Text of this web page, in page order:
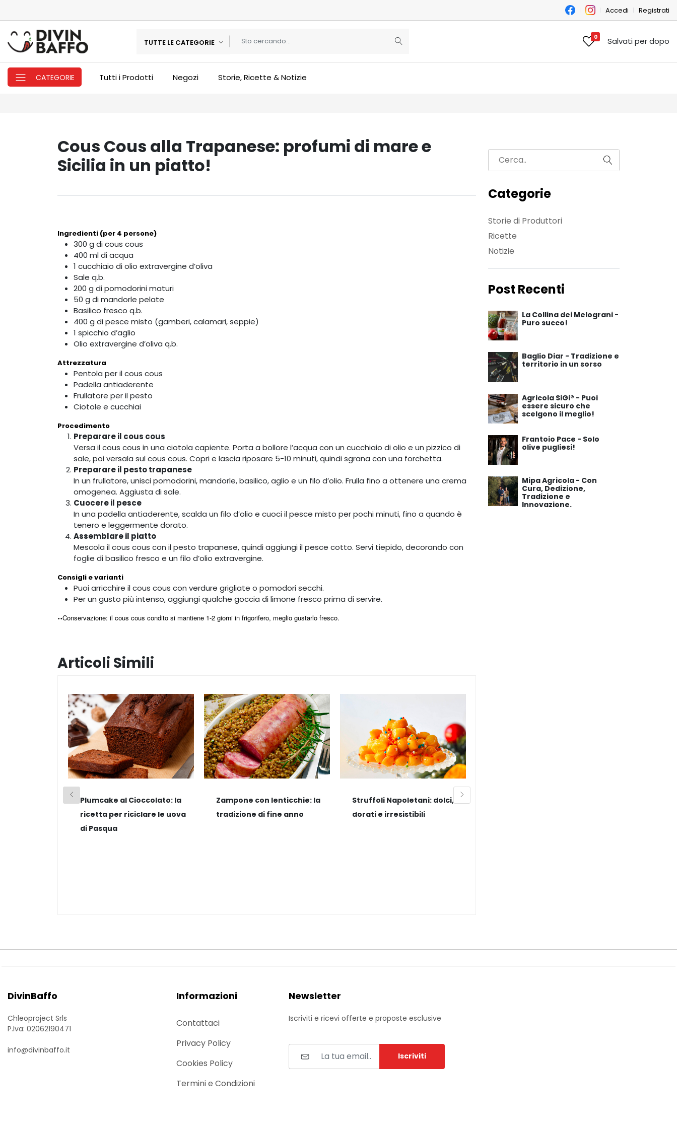
Accedi Registrati
TUTTE LE CATEGORIE
0 Salvati per dopo
CATEGORIE Tutti i Prodotti Negozi Storie, Ricette & Notizie
Cous Cous alla Trapanese: profumi di mare e
Sicilia in un piatto!
Ingredienti (per 4 persone)
300 g di cous cous
400 ml di acqua
1 cucchiaio di olio extravergine d’oliva
Sale q.b.
200 g di pomodorini maturi
50 g di mandorle pelate
Basilico fresco q.b.
400 g di pesce misto (gamberi, calamari, seppie)
1 spicchio d’aglio
Olio extravergine d’oliva q.b.
Attrezzatura
Pentola per il cous cous
Padella antiaderente
Frullatore per il pesto
Ciotole e cucchiai
Procedimento
Preparare il cous cous
Versa il cous cous in una ciotola capiente. Porta a bollore l’acqua con un cucchiaio di olio e un pizzico di
sale, poi versala sul cous cous. Copri e lascia riposare 5-10 minuti, quindi sgrana con una forchetta.
Preparare il pesto trapanese
In un frullatore, unisci pomodorini, mandorle, basilico, aglio e un filo d’olio. Frulla fino a ottenere una crema
omogenea. Aggiusta di sale.
Cuocere il pesce
In una padella antiaderente, scalda un filo d’olio e cuoci il pesce misto per pochi minuti, fino a quando è
tenero e leggermente dorato.
Assemblare il piatto
Mescola il cous cous con il pesto trapanese, quindi aggiungi il pesce cotto. Servi tiepido, decorando con
foglie di basilico fresco e un filo d’olio extravergine.
Consigli e varianti
Puoi arricchire il cous cous con verdure grigliate o pomodori secchi.
Per un gusto più intenso, aggiungi qualche goccia di limone fresco prima di servire.
• •Conservazione: il cous cous condito si mantiene 1-2 giorni in frigorifero, meglio gustarlo fresco.
Articoli Simili
Plumcake al Cioccolato: la
ricetta per riciclare le uova
di Pasqua
Zampone con lenticchie: la
tradizione di fine anno
Struffoli Napoletani: dolci,
dorati e irresistibili
Categorie
Storie di Produttori
Ricette
Notizie
Post Recenti
La Collina dei Melograni -
Puro succo!
Baglio Diar - Tradizione e
territorio in un sorso
Agricola SiGi® - Puoi
essere sicuro che
scelgono il meglio!
Frantoio Pace - Solo
olive pugliesi!
Mipa Agricola - Con
Cura, Dedizione,
Tradizione e
Innovazione.
DivinBaffo
Chleoproject Srls
P.Iva: 02062190471
info@divinbaffo.it
Informazioni
Contattaci
Privacy Policy
Cookies Policy
Termini e Condizioni
Newsletter
Iscriviti e ricevi offerte e proposte esclusive
Iscriviti